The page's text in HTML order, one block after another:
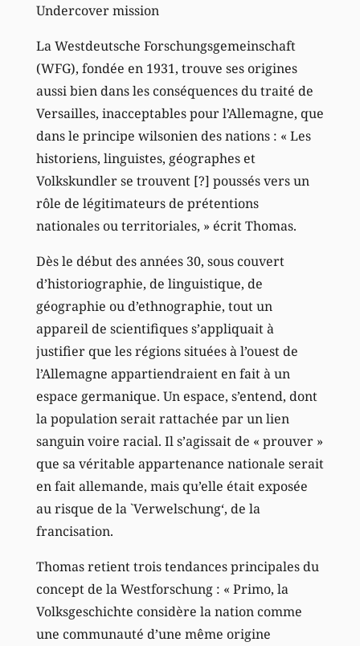
Undercover mission
La Westdeutsche Forschungsgemeinschaft
(WFG), fondée en 1931, trouve ses origines
aussi bien dans les conséquences du traité de
Versailles, inacceptables pour l’Allemagne, que
dans le principe wilsonien des nations : « Les
historiens, linguistes, géographes et
Volkskundler se trouvent [?] poussés vers un
rôle de légitimateurs de prétentions
nationales ou territoriales, » écrit Thomas.
Dès le début des années 30, sous couvert
d’historiographie, de linguistique, de
géographie ou d’ethnographie, tout un
appareil de scientifiques s’appliquait à
justifier que les régions situées à l’ouest de
l’Allemagne appartiendraient en fait à un
espace germanique. Un espace, s’entend, dont
la population serait rattachée par un lien
sanguin voire racial. Il s’agissait de « prouver »
que sa véritable appartenance nationale serait
en fait allemande, mais qu’elle était exposée
au risque de la `Verwelschung‘, de la
francisation.
Thomas retient trois tendances principales du
concept de la Westforschung : « Primo, la
Volksgeschichte considère la nation comme
une communauté d’une même origine